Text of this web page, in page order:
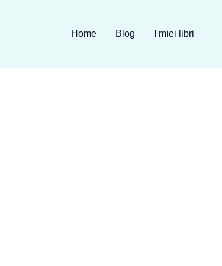
Home Blog I miei libri